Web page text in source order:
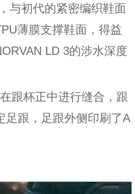
与初代的紧密编织鞋面
薄膜支撑鞋面，得益
LD 3的涉水深度
跟杯正中进行缝合，跟
足跟，足跟外侧印刷了A